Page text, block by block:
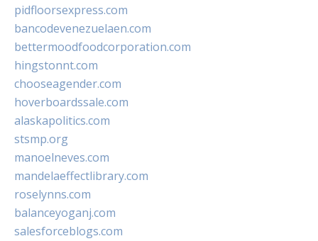
pidfloorsexpress.com
bancodevenezuelaen.com
bettermoodfoodcorporation.com
hingstonnt.com
chooseagender.com
hoverboardssale.com
alaskapolitics.com
stsmp.org
manoelneves.com
mandelaeffectlibrary.com
roselynns.com
balanceyoganj.com
salesforceblogs.com